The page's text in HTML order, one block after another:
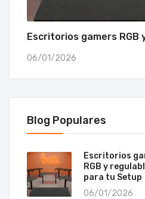
Escritorios gamers RGB
06/01/2026
Blog Populares
Escritorios
RGB y
para tu Setup
06/01/2026